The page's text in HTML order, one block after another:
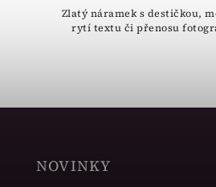
Zlatý náramek s destičkou,
rytí textu či přenosu
NOVINKY